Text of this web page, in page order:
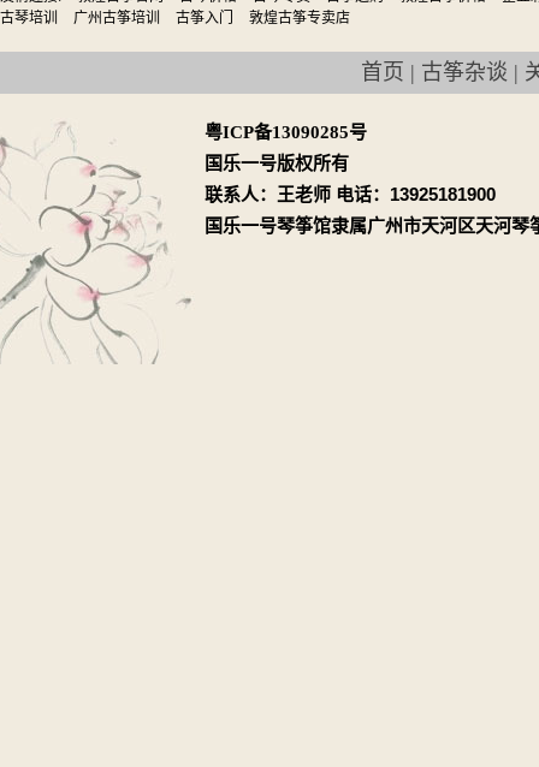
古琴培训
广州古筝培训 古筝入门 敦煌古筝专卖店
首页 | 古筝杂谈 |
粤ICP备13090285号
国乐一号版权所有
联系人：王老师 电话：13925181900
国乐一号琴筝馆隶属广州市天河区天河